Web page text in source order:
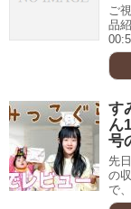
ご
品
す
ん
号
先
の
で